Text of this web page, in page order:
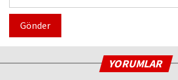
Gönder
YORUMLAR